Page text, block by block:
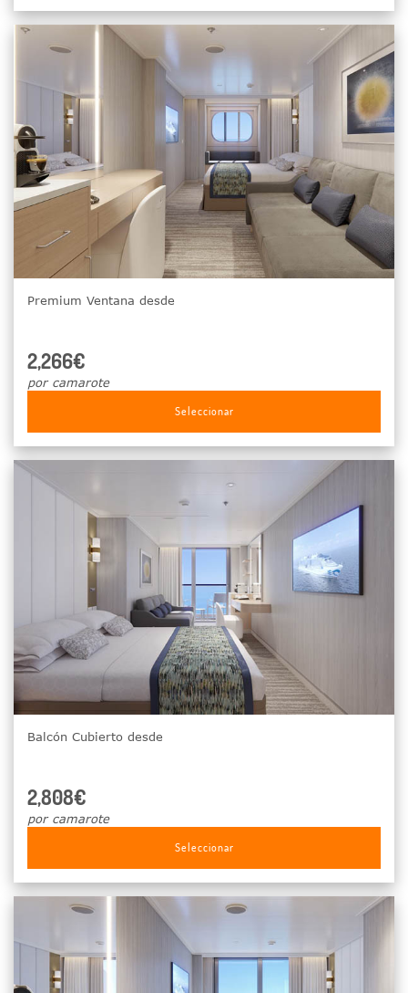
Premium Ventana desde
2,266€
por camarote
Seleccionar
Balcón Cubierto desde
2,808€
por camarote
Seleccionar